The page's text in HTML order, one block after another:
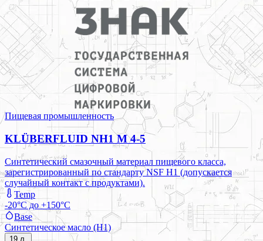
Пищевая промышленность
KLÜBERFLUID NH1 M 4-5
Синтетический смазочный материал пищевого класса,
зарегистрированный по стандарту NSF H1 (допускается
случайный контакт с продуктами).
Temp
-20°C до +150°C
Base
Синтетическое масло (H1)
19 л.